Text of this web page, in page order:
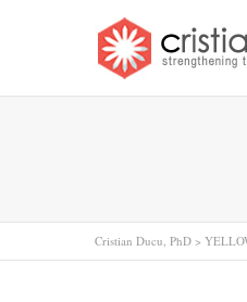
Cristian Ducu, PhD >